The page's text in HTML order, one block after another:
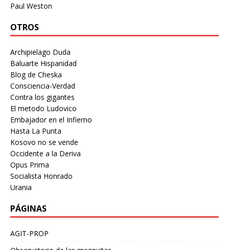
Paul Weston
OTROS
Archipielago Duda
Baluarte Hispanidad
Blog de Cheska
Consciencia-Verdad
Contra los gigantes
El metodo Ludovico
Embajador en el Infierno
Hasta La Punta
Kosovo no se vende
Occidente a la Deriva
Opus Prima
Socialista Honrado
Urania
PÁGINAS
AGIT-PROP